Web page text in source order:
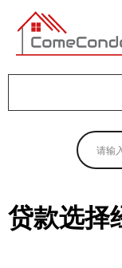
多伦多最新最
买房指南
贷款选择